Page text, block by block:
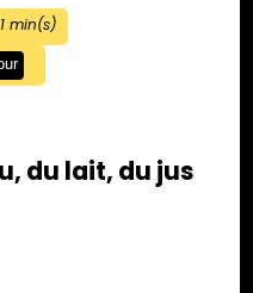
1min(s)
du lait, du jus